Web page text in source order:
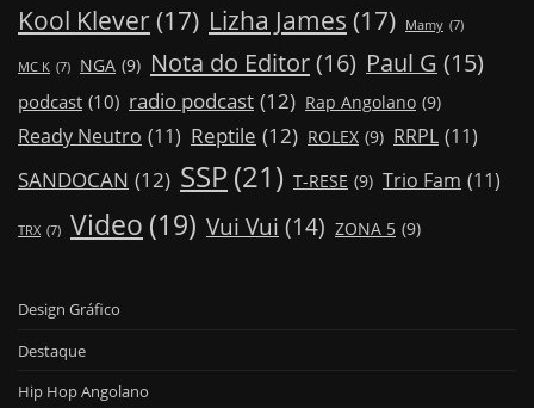
Kool Klever (17) Lizha James (17) Mamy (7)
MC K (7) NGA (9) Nota do Editor(16) Paul G (15)
podcast (10) radio podcast (12) Rap Angolano (9)
Ready Neutro (11) Reptile (12) ROLEX (9) RRPL (11)
SANDOCAN (12) SSP(21) T-RESE (9) Trio Fam (11)
TRX (7) Video (19) Vui Vui (14) ZONA 5 (9)
Design Gráfico
Destaque
Hip Hop Angolano